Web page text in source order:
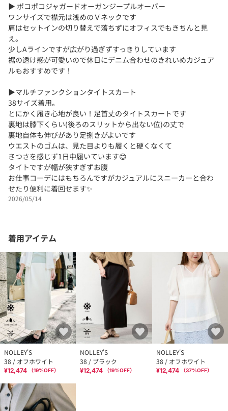
▶︎ ポコポコジャガードオーガンジープルオーバー
ワンサイズで襟元は浅めのＶネックです
肩はセットインの切り替えで落ちずにオフィスでもきちんと見
え。
少しAラインですが広がり過ぎずすっきりしています
裾の透け感が可愛いので休日にデニム合わせのきれいめカジュア
ルもおすすめです！
▶︎マルチファンクションタイトスカート
38サイズ着用。
とにかく履き心地が良い！足首丈のタイトスカートです
裏地は膝下くらい(後ろのスリットから出ない位)の丈で
裏地自体も伸びがあり足捌きがよいです
ウエストのゴムは、見た目よりも履くと硬くなくて
きつさを感じず1日中履いています😊
タイトですが幅が狭すぎずお腹
お仕事コーデにはもちろんですがカジュアルにスニーカーと合わ
せたり便利に着回せます✨
2026/05/14
着用アイテム
NOLLEY'S
38 / オフホワイト
¥12,474 （19%OFF）
NOLLEY'S
38 / ブラック
¥12,474 （19%OFF）
NOLLEY'S
38 / オフホワイト
¥12,474 （37%OFF）